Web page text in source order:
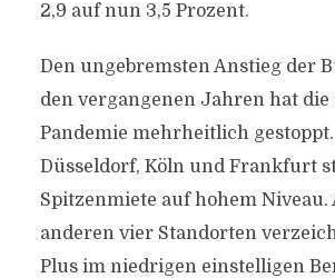
2,9 auf nun 3,5 Prozent.
Den ungebremsten Anstieg der
den vergangenen Jahren hat die
Pandemie mehrheitlich
Düsseldorf, Köln und Frankfurt
Spitzenmiete auf hohem Niveau.
anderen vier Standorten
Plus im niedrigen einstelligen